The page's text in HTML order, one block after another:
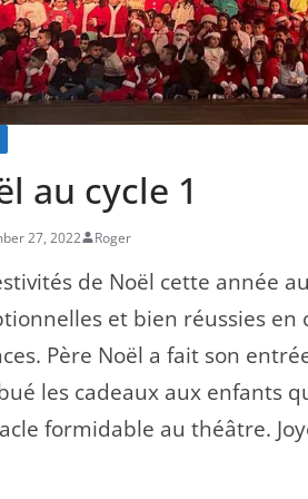
au cycle 1
27, 2022 Roger
de Noël cette année
et bien réussies
Père Noël a fait son
les cadeaux aux enfants
formidable au théâtre.